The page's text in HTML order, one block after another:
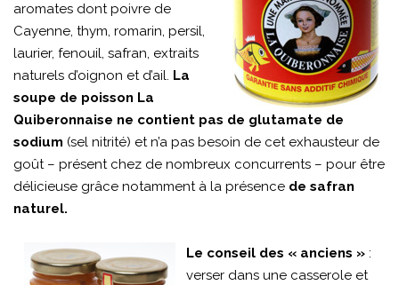
aromates dont poivre de
Cayenne, thym, romarin, persil,
laurier, fenouil, safran, extraits
naturels d’oignon et d’ail. La
soupe de poisson La
Quiberonnaise ne contient pas de glutamate de
sodium (sel nitrité) et n’a pas besoin de cet exhausteur de
goût – présent chez de nombreux concurrents – pour être
délicieuse grâce notamment à la présence de safran
naturel.
Le conseil des « anciens » :
verser dans une casserole et